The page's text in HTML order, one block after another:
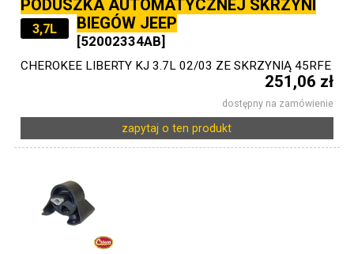
PODUSZKA AUTOMATYCZNEJ SKRZYNI
BIEGÓW JEEP
3,7L
[52002334AB]
CHEROKEE LIBERTY KJ 3.7L 02/03 ZE SKRZYNIĄ 45RFE
251,06 zł
dostępny na zamówienie
zapytaj o ten produkt